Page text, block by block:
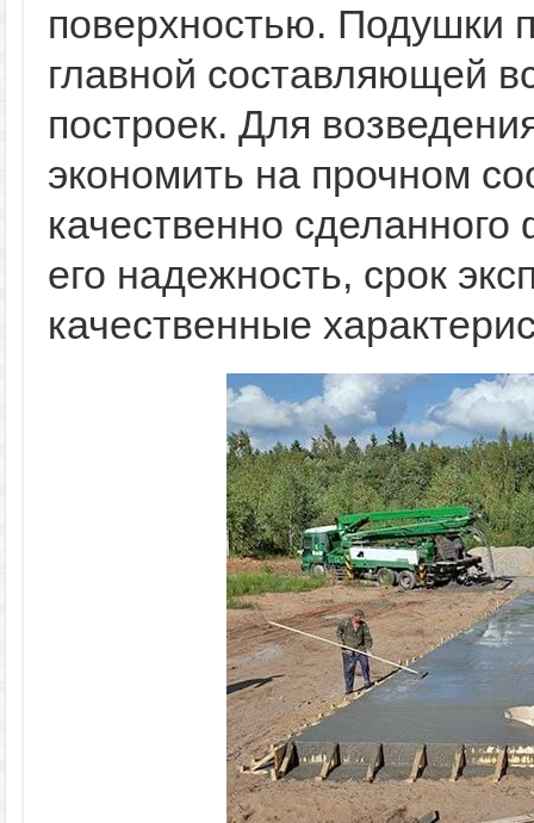
поверхностью. Подушки
главной составляющей
построек. Для
экономить на прочном
качественно
его надежность, срок
качественные